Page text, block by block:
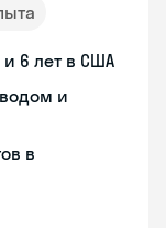
6 лет в США
и
в